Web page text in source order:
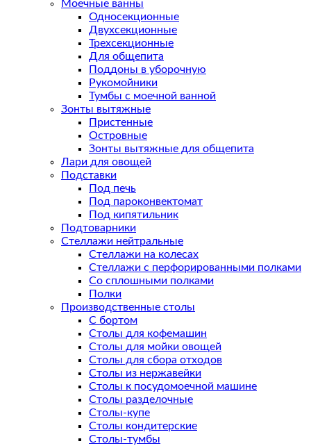
Моечные ванны
Односекционные
Двухсекционные
Трехсекционные
Для общепита
Поддоны в уборочную
Рукомойники
Тумбы с моечной ванной
Зонты вытяжные
Пристенные
Островные
Зонты вытяжные для общепита
Лари для овощей
Подставки
Под печь
Под пароконвектомат
Под кипятильник
Подтоварники
Стеллажи нейтральные
Стеллажи на колесах
Стеллажи с перфорированными полками
Со сплошными полками
Полки
Производственные столы
С бортом
Столы для кофемашин
Столы для мойки овощей
Столы для сбора отходов
Столы из нержавейки
Столы к посудомоечной машине
Столы разделочные
Столы-купе
Столы кондитерские
Столы-тумбы